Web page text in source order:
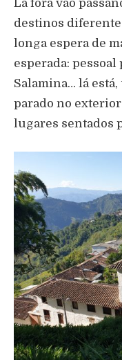
Lá fora vão
destinos
longa espera de
esperada: pessoal
Salamina… lá
parado no
lugares sentados